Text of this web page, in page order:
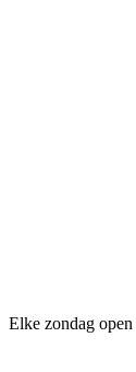
Elke zondag open